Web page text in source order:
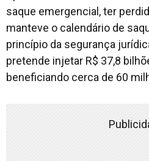
saque emergencial, ter
manteve o calendário de
princípio da segurança
pretende injetar R$ 37,8
beneficiando cerca de 60